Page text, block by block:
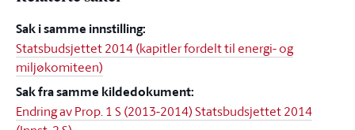
Sak i samme innstilling:
Statsbudsjettet 2014 (kapitler fordelt til energi- og
miljøkomiteen)
Sak fra samme kildedokument:
Endring av Prop. 1 S (2013-2014) Statsbudsjettet 2014